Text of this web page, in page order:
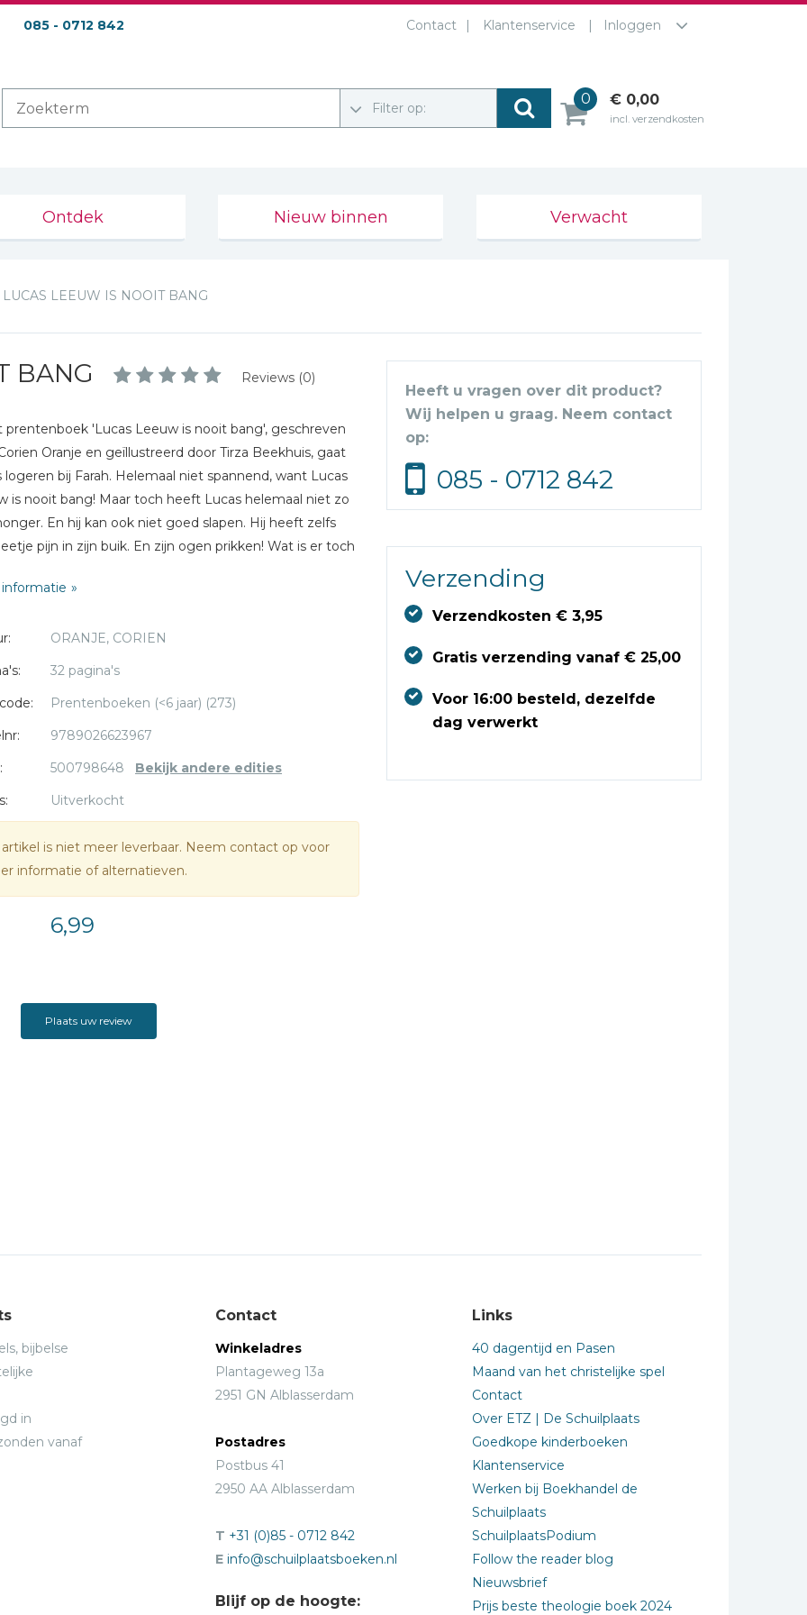
085 - 0712 842 Contact Klantenservice Inloggen
Filter op:
0 € 0,00
incl. verzendkosten
Ontdek Nieuw binnen Verwacht
LUCAS LEEUW IS NOOIT BANG
BANG Reviews (0)
prentenboek 'Lucas Leeuw is nooit bang', geschreven
Oranje en geïllustreerd door Tirza Beekhuis, gaat
logeren bij Farah. Helemaal niet spannend, want Lucas
is nooit bang! Maar toch heeft Lucas helemaal niet zo
En hij kan ook niet goed slapen. Hij heeft zelfs
pijn in zijn buik. En zijn ogen prikken! Wat is er toch
van zijn heimwee afhelpen? Een uniek prentenboek
ORANJE, CORIEN
32 pagina's
Prentenboeken (<6 jaar) (273)
9789026623967
500798648 Bekijk andere edities
Uitverkocht
is niet meer leverbaar. Neem contact op voor
informatie of alternatieven.
6,99
Heeft u vragen over dit product?
Wij helpen u graag. Neem contact
op:
085 - 0712 842
Verzending
Verzendkosten € 3,95
Gratis verzending vanaf € 25,00
Voor 16:00 besteld, dezelfde
dag verwerkt
Plaats uw review
bijbelse
in
vanaf
Contact
Winkeladres
Plantageweg 13a
2951 GN Alblasserdam
Postadres
Postbus 41
2950 AA Alblasserdam
T +31 (0)85 - 0712 842
E info@schuilplaatsboeken.nl
Blijf op de hoogte:
Links
40 dagentijd en Pasen
Maand van het christelijke spel
Contact
Over ETZ | De Schuilplaats
Goedkope kinderboeken
Klantenservice
Werken bij Boekhandel de
Schuilplaats
SchuilplaatsPodium
Follow the reader blog
Nieuwsbrief
Prijs beste theologie boek 2024